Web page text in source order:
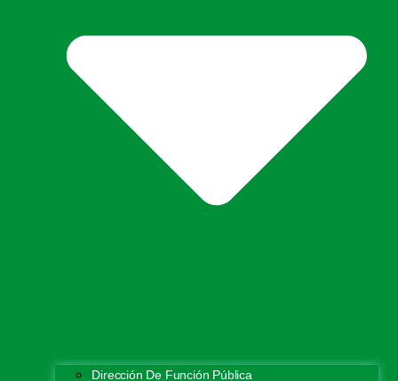
Dirección De Función Pública